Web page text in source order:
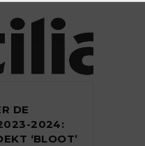
DE
2024:
‘BLOOT’